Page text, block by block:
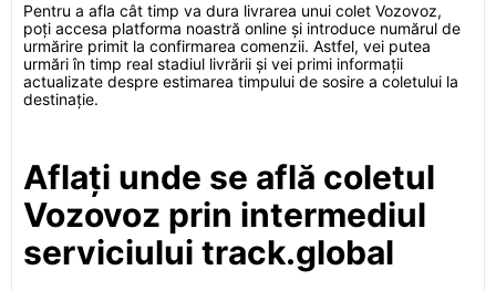
Pentru a afla cât timp va dura livrarea unui colet Vozovoz,
poți accesa platforma noastră online și introduce numărul de
urmărire primit la confirmarea comenzii. Astfel, vei putea
urmări în timp real stadiul livrării și vei primi informații
actualizate despre estimarea timpului de sosire a coletului la
destinație.
Aflați unde se află coletul
Vozovoz prin intermediul
serviciului track.global